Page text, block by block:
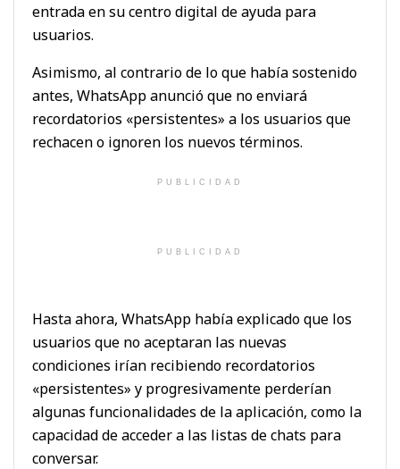
entrada en su centro digital de ayuda para
usuarios.
Asimismo, al contrario de lo que había sostenido
antes, WhatsApp anunció que no enviará
recordatorios «persistentes» a los usuarios que
rechacen o ignoren los nuevos términos.
PUBLICIDAD
PUBLICIDAD
Hasta ahora, WhatsApp había explicado que los
usuarios que no aceptaran las nuevas
condiciones irían recibiendo recordatorios
«persistentes» y progresivamente perderían
algunas funcionalidades de la aplicación, como la
capacidad de acceder a las listas de chats para
conversar.